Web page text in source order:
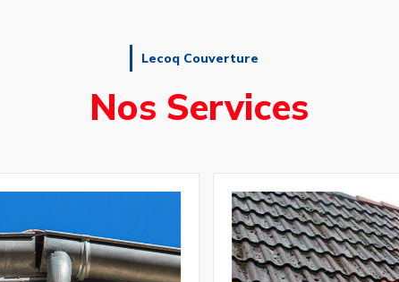
Lecoq Couverture
Nos Services
Pose et réparation
de gouttière